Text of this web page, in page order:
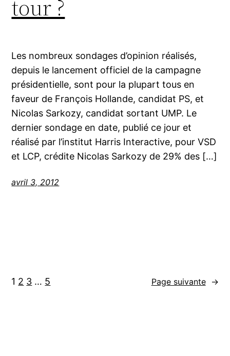
tour ?
Les nombreux sondages d’opinion réalisés,
depuis le lancement officiel de la campagne
présidentielle, sont pour la plupart tous en
faveur de François Hollande, candidat PS, et
Nicolas Sarkozy, candidat sortant UMP. Le
dernier sondage en date, publié ce jour et
réalisé par l’institut Harris Interactive, pour VSD
et LCP, crédite Nicolas Sarkozy de 29% des […]
avril 3, 2012
1 2 3 … 5 Page suivante →